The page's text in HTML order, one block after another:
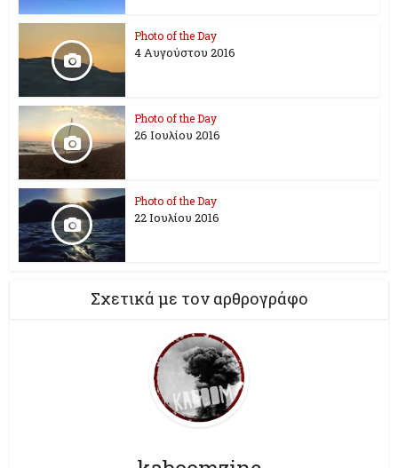
Photo of the Day
4 Αυγούστου 2016
Photo of the Day
26 Ioυλίου 2016
Photo of the Day
22 Ιουλίου 2016
Σχετικά με τον αρθρογράφο